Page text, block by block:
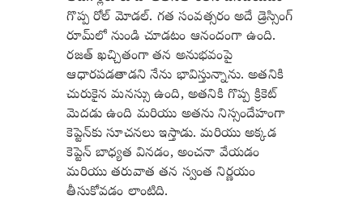
గొప్ప రోల్ మోడల్. గత సంవత్సరం అదే డ్రెస్సింగ్
రూమ్‌లో నుండి చూడటం ఆనందంగా ఉంది.
రజత్ ఖచ్చితంగా తన అనుభవంపై
ఆధారపడతాడని నేను భావిస్తున్నాను. అతనికి
చురుకైన మనస్సు ఉంది, అతనికి గొప్ప క్రికెట్
మెదడు ఉంది మరియు అతను నిస్సందేహంగా
కెప్టెన్‌కు సూచనలు ఇస్తాడు. మరియు అక్కడ
కెప్టెన్ బాధ్యత వినడం, అంచనా వేయడం
మరియు తరువాత తన స్వంత నిర్ణయం
తీసుకోవడం లాంటిది.